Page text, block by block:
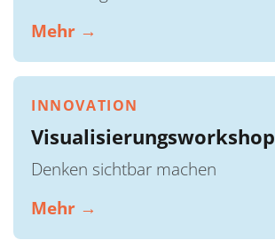
Mehr →
INNOVATION
Visualisierungsworkshop
Denken sichtbar machen
Mehr →